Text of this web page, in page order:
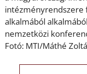
intézményrendszere
alkalmából
nemzetközi
Fotó: MTI/Máthé